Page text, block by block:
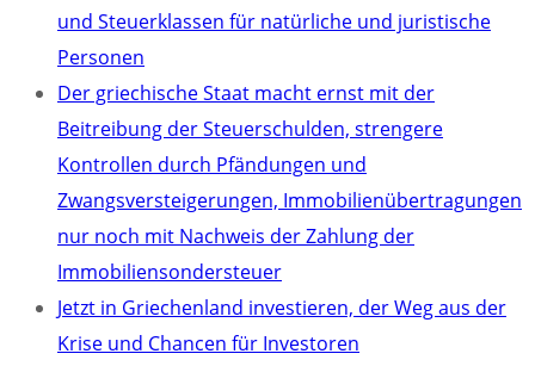
und Steuerklassen für natürliche und juristische
Personen
Der griechische Staat macht ernst mit der
Beitreibung der Steuerschulden, strengere
Kontrollen durch Pfändungen und
Zwangsversteigerungen, Immobilienübertragungen
nur noch mit Nachweis der Zahlung der
Immobiliensondersteuer
Jetzt in Griechenland investieren, der Weg aus der
Krise und Chancen für Investoren